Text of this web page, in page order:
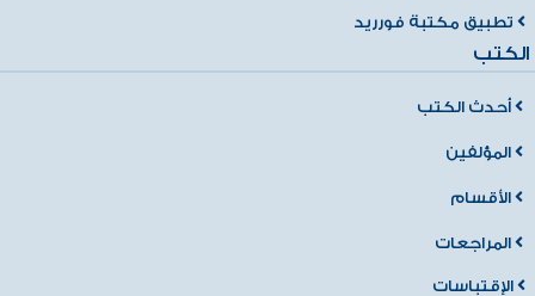
تطبيق مكتبة فورريد
الكتب
أحدث الكتب
المؤلفين
الأقسام
المراجعات
الإقتباسات